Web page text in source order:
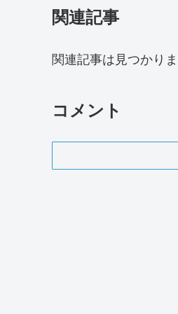
関連記事
関連記事は見つかりま
コメント